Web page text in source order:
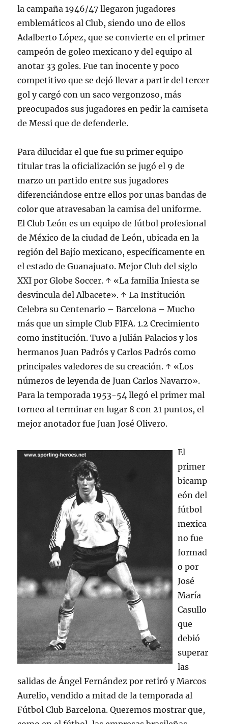
la campaña 1946/47 llegaron jugadores
emblemáticos al Club, siendo uno de ellos
Adalberto López, que se convierte en el primer
campeón de goleo mexicano y del equipo al
anotar 33 goles. Fue tan inocente y poco
competitivo que se dejó llevar a partir del tercer
gol y cargó con un saco vergonzoso, más
preocupados sus jugadores en pedir la camiseta
de Messi que de defenderle.
Para dilucidar el que fue su primer equipo
titular tras la oficialización se jugó el 9 de
marzo un partido entre sus jugadores
diferenciándose entre ellos por unas bandas de
color que atravesaban la camisa del uniforme.
El Club León es un equipo de fútbol profesional
de México de la ciudad de León, ubicada en la
región del Bajío mexicano, específicamente en
el estado de Guanajuato. Mejor Club del siglo
XXI por Globe Soccer. ↑ «La familia Iniesta se
desvincula del Albacete». ↑ La Institución
Celebra su Centenario – Barcelona – Mucho
más que un simple Club FIFA. 1.2 Crecimiento
como institución. Tuvo a Julián Palacios y los
hermanos Juan Padrós y Carlos Padrós como
principales valedores de su creación. ↑ «Los
números de leyenda de Juan Carlos Navarro».
Para la temporada 1953-54 llegó el primer mal
torneo al terminar en lugar 8 con 21 puntos, el
mejor anotador fue Juan José Olivero.
El
primer
bicamp
eón del
fútbol
mexica
no fue
formad
o por
José
María
Casullo
que
debió
superar
las
salidas de Ángel Fernández por retiró y Marcos
Aurelio, vendido a mitad de la temporada al
Fútbol Club Barcelona. Queremos mostrar que,